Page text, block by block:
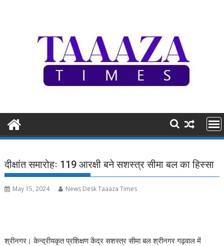
दीक्षांत समारोहः 119 आरक्षी बने सशस्त्र सीमा बल का हिस्सा
May 15, 2024 News Desk Taaaza Times
श्रीनगर। केन्द्रीयकृत प्रशिक्षण केंद्र सशस्त्र सीमा बल श्रीनगर गढ़वाल में